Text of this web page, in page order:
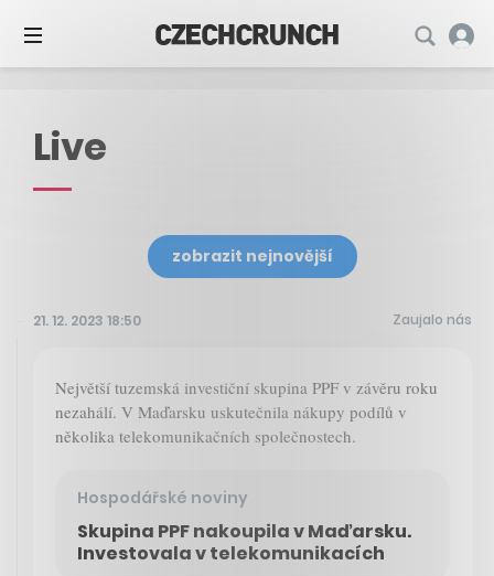
Live
zobrazit nejnovější
21. 12. 2023 18:50 Zaujalo nás
Největší tuzemská investiční skupina PPF v závěru roku
nezahálí. V Maďarsku uskutečnila nákupy podílů v
několika telekomunikačních společnostech.
Hospodářské noviny
Skupina PPF nakoupila v Maďarsku.
Investovala v telekomunikacích